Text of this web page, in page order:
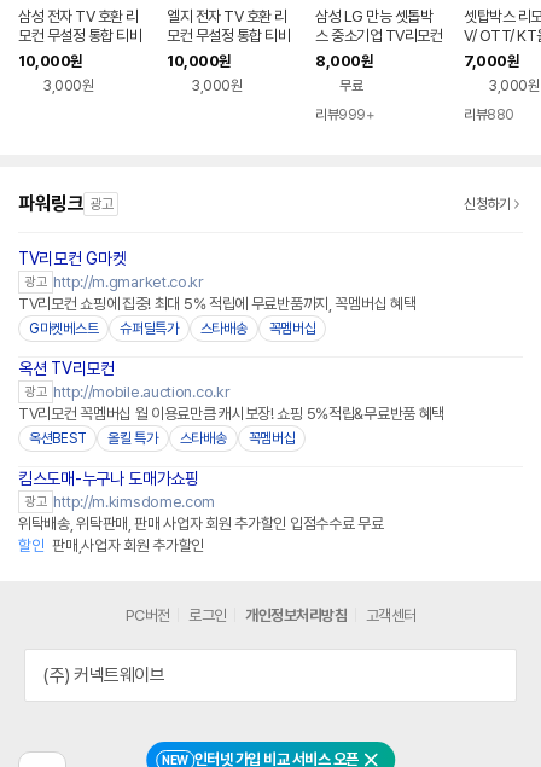
삼성 전자 TV 호환 리
모컨 무설정 통합 티비
리모콘 스마트 파브 P
AVV QLED
10,000원
3,000원
엘지 전자 TV 호환 리
모컨 무설정 통합 티비
리모콘 스마트 XCAN
VAS OLED
10,000원
3,000원
삼성 LG 만능 셋톱박
스 중소기업 TV리모컨
학습 리모컨 + 건전지
무료
8,000원
무료
리뷰999+
셋탑박스 리
V/ OTT/ KT
SK셋탑/LG
헬로TV/현
브로드/
7,000원
3,000원
리뷰880
파워링크 광고 신청하기
TV리모컨 G마켓
광고 http://m.gmarket.co.kr
TV리모컨 쇼핑에 집중! 최대 5% 적립에 무료반품까지, 꼭멤버십 혜택
G마켓베스트 슈퍼딜특가 스타배송 꼭멤버십
옥션 TV리모컨
광고 http://mobile.auction.co.kr
TV리모컨 꼭멤버십 월 이용료만큼 캐시보장! 쇼핑 5%적립&무료반품 혜택
옥션BEST 올킬 특가 스타배송 꼭멤버십
킴스도매-누구나 도매가쇼핑
광고 http://m.kimsdome.com
위탁배송, 위탁판매, 판매 사업자 회원 추가할인 입점수수료 무료
할인 판매,사업자 회원 추가할인
NEW 인터넷 가입 비교 서비스 오픈
PC버전 로그인 개인정보처리방침 고객센터
(주) 커넥트웨이브